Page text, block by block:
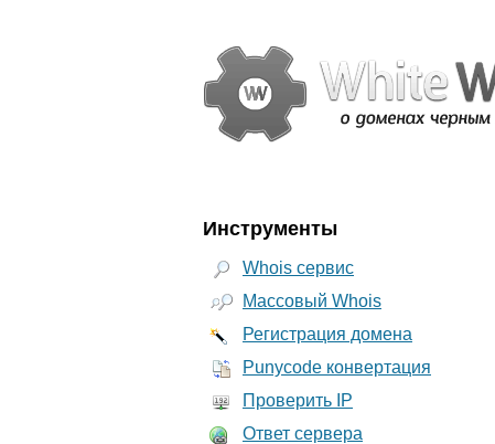
Инструменты
Whois сервис
Массовый Whois
Регистрация домена
Punycode конвертация
Проверить IP
Ответ сервера